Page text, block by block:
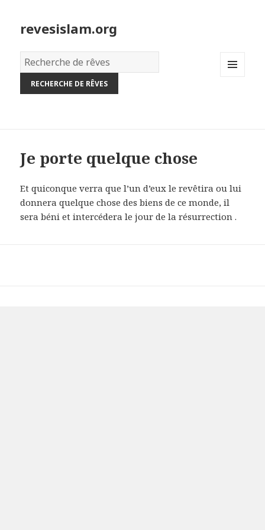
revesislam.org
Dictionnaire
des
rêves:
Je porte quelque chose
Et quiconque verra que l’un d’eux le revêtira ou lui
donnera quelque chose des biens de ce monde, il
sera béni et intercédera le jour de la résurrection .